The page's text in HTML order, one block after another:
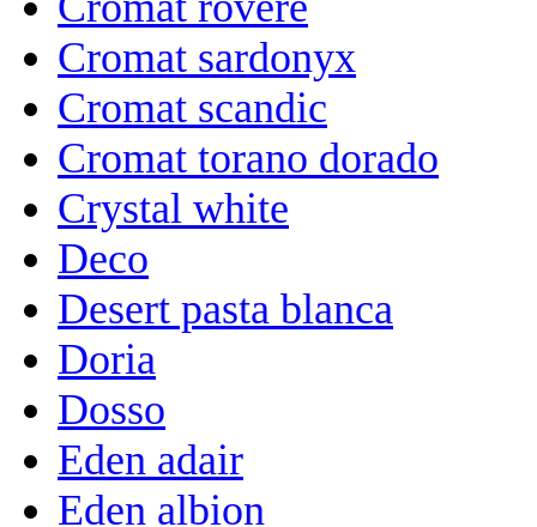
Cromat sardonyx
Cromat scandic
Cromat torano dorado
Crystal white
Deco
Desert pasta blanca
Doria
Dosso
Eden adair
Eden albion